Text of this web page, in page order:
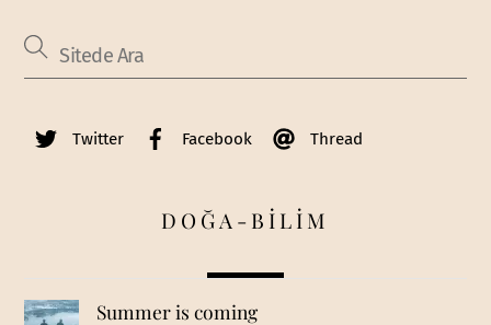
Twitter Facebook Thread
DOĞA-BİLİM
Summer is coming